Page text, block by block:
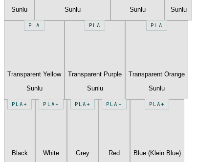
Sunlu
Sunlu
Sunlu
Sunlu
PLA
Transparent Yellow
Sunlu
PLA
Transparent Purple
Sunlu
PLA
Transparent Orange
Sunlu
PLA+
Black
PLA+
White
PLA+
Grey
PLA+
Red
PLA+
Blue (Klein Blue)